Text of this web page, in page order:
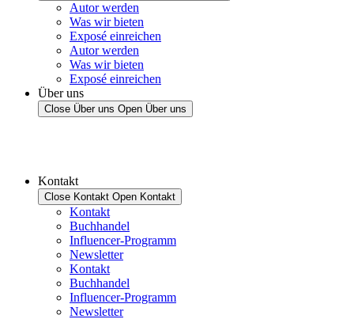
Autor werden
Was wir bieten
Exposé einreichen
Autor werden
Was wir bieten
Exposé einreichen
Über uns
Close Über uns Open Über uns
Kontakt
Close Kontakt Open Kontakt
Kontakt
Buchhandel
Influencer-Programm
Newsletter
Kontakt
Buchhandel
Influencer-Programm
Newsletter